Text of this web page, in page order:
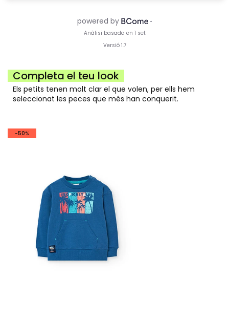
Completa el teu look
Els petits tenen molt clar el que volen, per ells hem
seleccionat les peces que més han conquerit.
-50%